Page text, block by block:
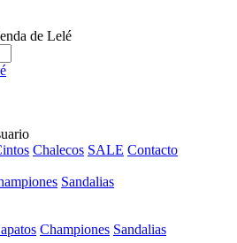
Chalecos SALE Contacto
Sandalias
Championes Sandalias